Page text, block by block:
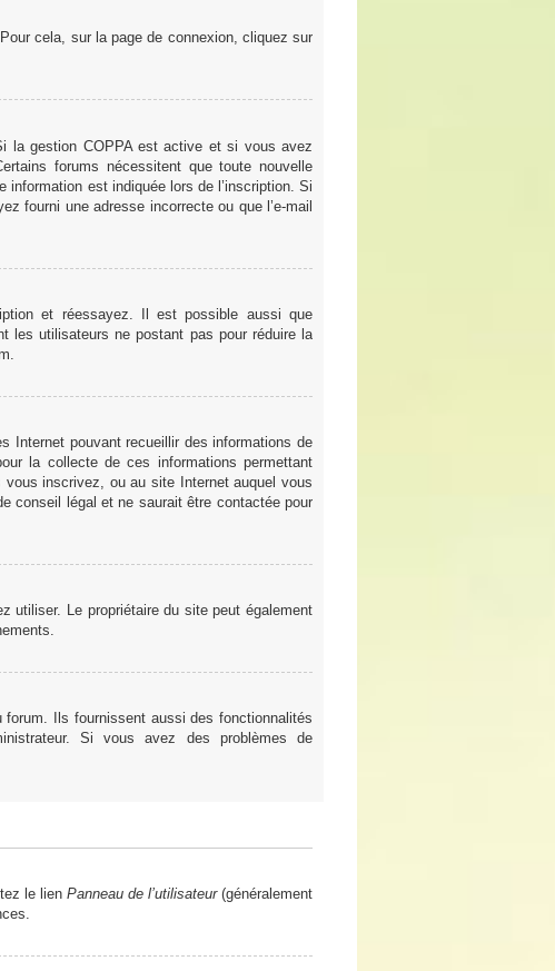
cela, sur la page de connexion, cliquez sur
la gestion COPPA est active et si vous avez
forums nécessitent que toute nouvelle
est indiquée lors de l’inscription. Si
fourni une adresse incorrecte ou que l’e-mail
et réessayez. Il est possible aussi que
les utilisateurs ne postant pas pour réduire la
Internet pouvant recueillir des informations de
la collecte de ces informations permettant
vous inscrivez, ou au site Internet auquel vous
conseil légal et ne saurait être contactée pour
utiliser. Le propriétaire du site peut également
Ils fournissent aussi des fonctionnalités
Si vous avez des problèmes de
le lien Panneau de l’utilisateur(généralement